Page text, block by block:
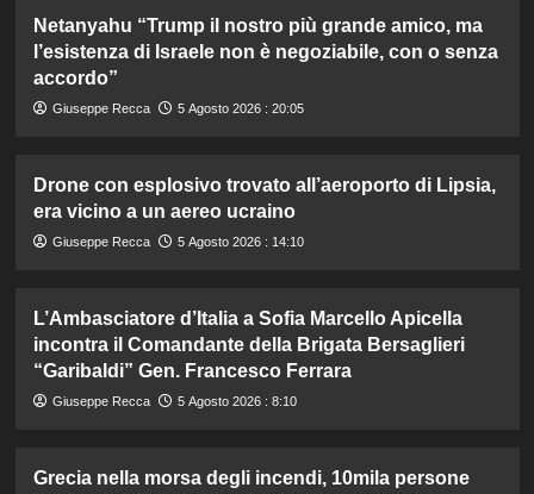
Netanyahu “Trump il nostro più grande amico, ma
l’esistenza di Israele non è negoziabile, con o senza
accordo”
Giuseppe Recca 5 Agosto 2026 : 20:05
Drone con esplosivo trovato all’aeroporto di Lipsia,
era vicino a un aereo ucraino
Giuseppe Recca 5 Agosto 2026 : 14:10
L’Ambasciatore d’Italia a Sofia Marcello Apicella
incontra il Comandante della Brigata Bersaglieri
“Garibaldi” Gen. Francesco Ferrara
Giuseppe Recca 5 Agosto 2026 : 8:10
Grecia nella morsa degli incendi, 10mila persone